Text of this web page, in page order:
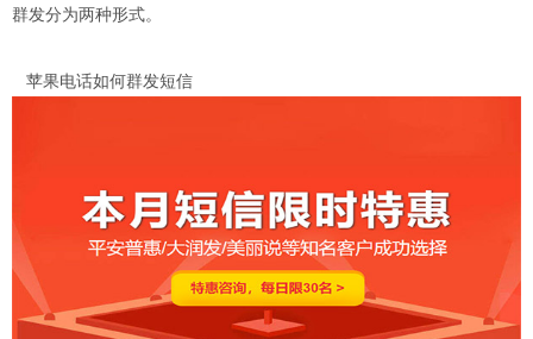
群发分为两种形式。
苹果电话如何群发短信